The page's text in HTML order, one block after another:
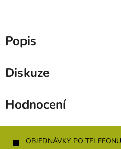
Popis
Diskuze
Hodnocení
Z
OBJEDNÁVKY PO TELEFONU